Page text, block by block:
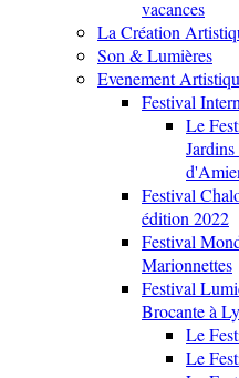
vacances
La Création
Son & Lumières
Evenement
Festival
Le
Festival
édition 2022
Festival
Marionnettes
Festival
Brocante à
Le
Le